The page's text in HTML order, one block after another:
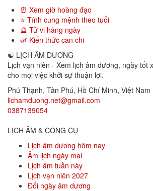
⏰ Xem giờ hoàng đạo
⭐ Tính cung mệnh theo tuổi
🔮 Tử vi hàng ngày
🌿 Kiến thức can chi
☯ LỊCH ÂM DƯƠNG
Lịch vạn niên - Xem lịch âm dương, ngày tốt
cho mọi việc khởi sự thuận lợi.
Phú Thạnh, Tân Phú, Hồ Chí Minh, Việt Nam
lichamduong.net@gmail.com
0387139054
LỊCH ÂM & CÔNG CỤ
Lịch âm dương hôm nay
Âm lịch ngày mai
Lịch âm tuần này
Lịch vạn niên 2027
Đổi ngày âm dương